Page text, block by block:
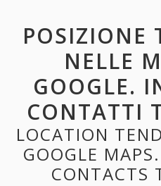
POSIZIONE
NELLE
GOOGLE.
CONTATTI
LOCATION
GOOGLE
CONTACTS